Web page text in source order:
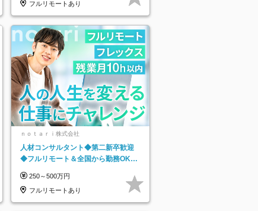
フルリモートあり
ｎｏｔａｒｉ株式会社
人材コンサルタント◆第二新卒歓迎
◆フルリモート＆全国から勤務OK◆
250～500万円
フルリモートあり